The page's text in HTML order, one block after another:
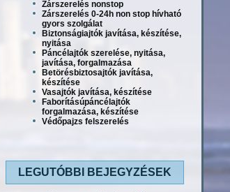
Zárszerelés nonstop
Zárszerelés 0-24h non stop hívható
gyors szolgálat
Biztonságiajtók javítása, készítése,
nyitása
Páncélajtók szerelése, nyitása,
javítása, forgalmazása
Betörésbiztosajtók javítása,
készítése
Vasajtók javítása, készítése
Faborításúpáncélajtók
forgalmazása, készítése
Védőpajzs felszerelés
LEGUTÓBBI BEJEGYZÉSEK